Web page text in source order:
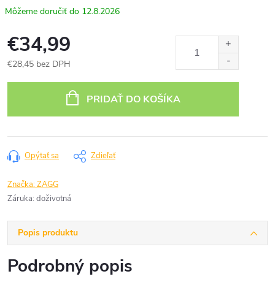
12.8.2026
€34,99
€28,45 bez DPH
PRIDAŤ DO KOŠÍKA
Opýtať sa Zdieľať
Značka:ZAGG
Záruka: doživotná
Popis produktu
Podrobný popis